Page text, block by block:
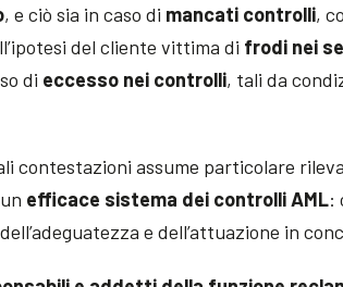
, e ciò sia in caso di mancati controlli,
del cliente vittima di frodi nei
di eccesso nei controlli, tali da
contestazioni assume particolare
efficace sistema dei controlli AML:
e dell’attuazione in